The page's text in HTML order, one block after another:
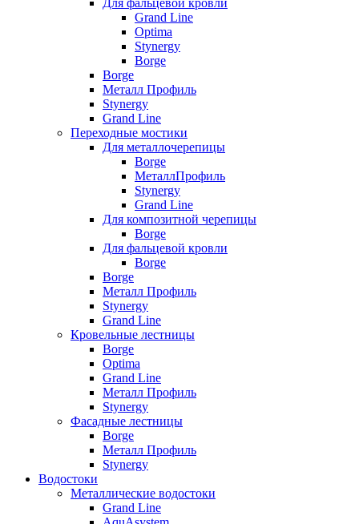
Для фальцевой кровли
Grand Line
Optima
Stynergy
Borge
Borge
Металл Профиль
Stynergy
Grand Line
Переходные мостики
Для металлочерепицы
Borge
МеталлПрофиль
Stynergy
Grand Line
Для композитной черепицы
Borge
Для фальцевой кровли
Borge
Borge
Металл Профиль
Stynergy
Grand Line
Кровельные лестницы
Borge
Optima
Grand Line
Металл Профиль
Stynergy
Фасадные лестницы
Borge
Металл Профиль
Stynergy
Водостоки
Металлические водостоки
Grand Line